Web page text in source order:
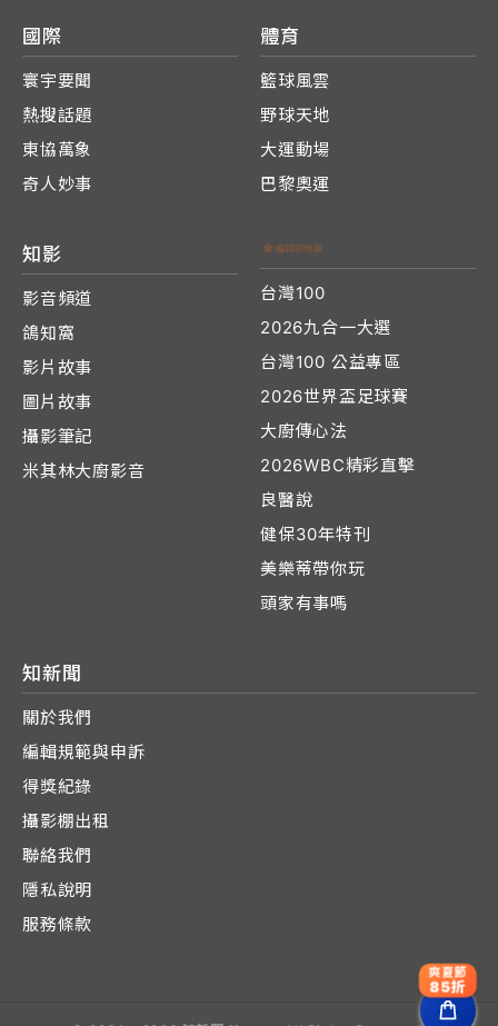
國際
寰宇要聞
熱搜話題
東協萬象
奇人妙事
體育
籃球風雲
野球天地
大運動場
巴黎奧運
知影
影音頻道
鴿知窩
影片故事
圖片故事
攝影筆記
米其林大廚影音
台灣100
2026九合一大選
台灣100 公益專區
2026世界盃足球賽
大廚傳心法
2026WBC精彩直擊
良醫說
健保30年特刊
美樂蒂帶你玩
頭家有事嗎
知新聞
關於我們
編輯規範與申訴
得獎紀錄
攝影棚出租
聯絡我們
隱私說明
服務條款
爽夏節
85折